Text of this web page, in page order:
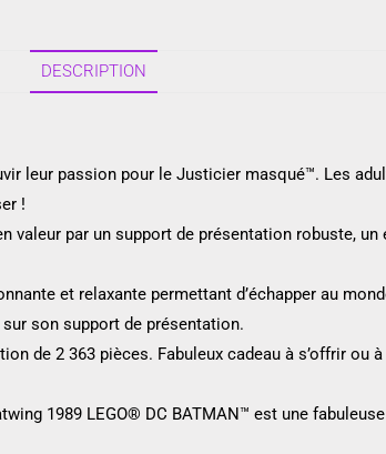
DESCRIPTION
leur passion pour le Justicier masqué™. Les
!
par un support de présentation robuste,
et relaxante permettant d’échapper au
son support de présentation.
de 2 363 pièces. Fabuleux cadeau à s’offrir ou
1989 LEGO® DC BATMAN™ est une